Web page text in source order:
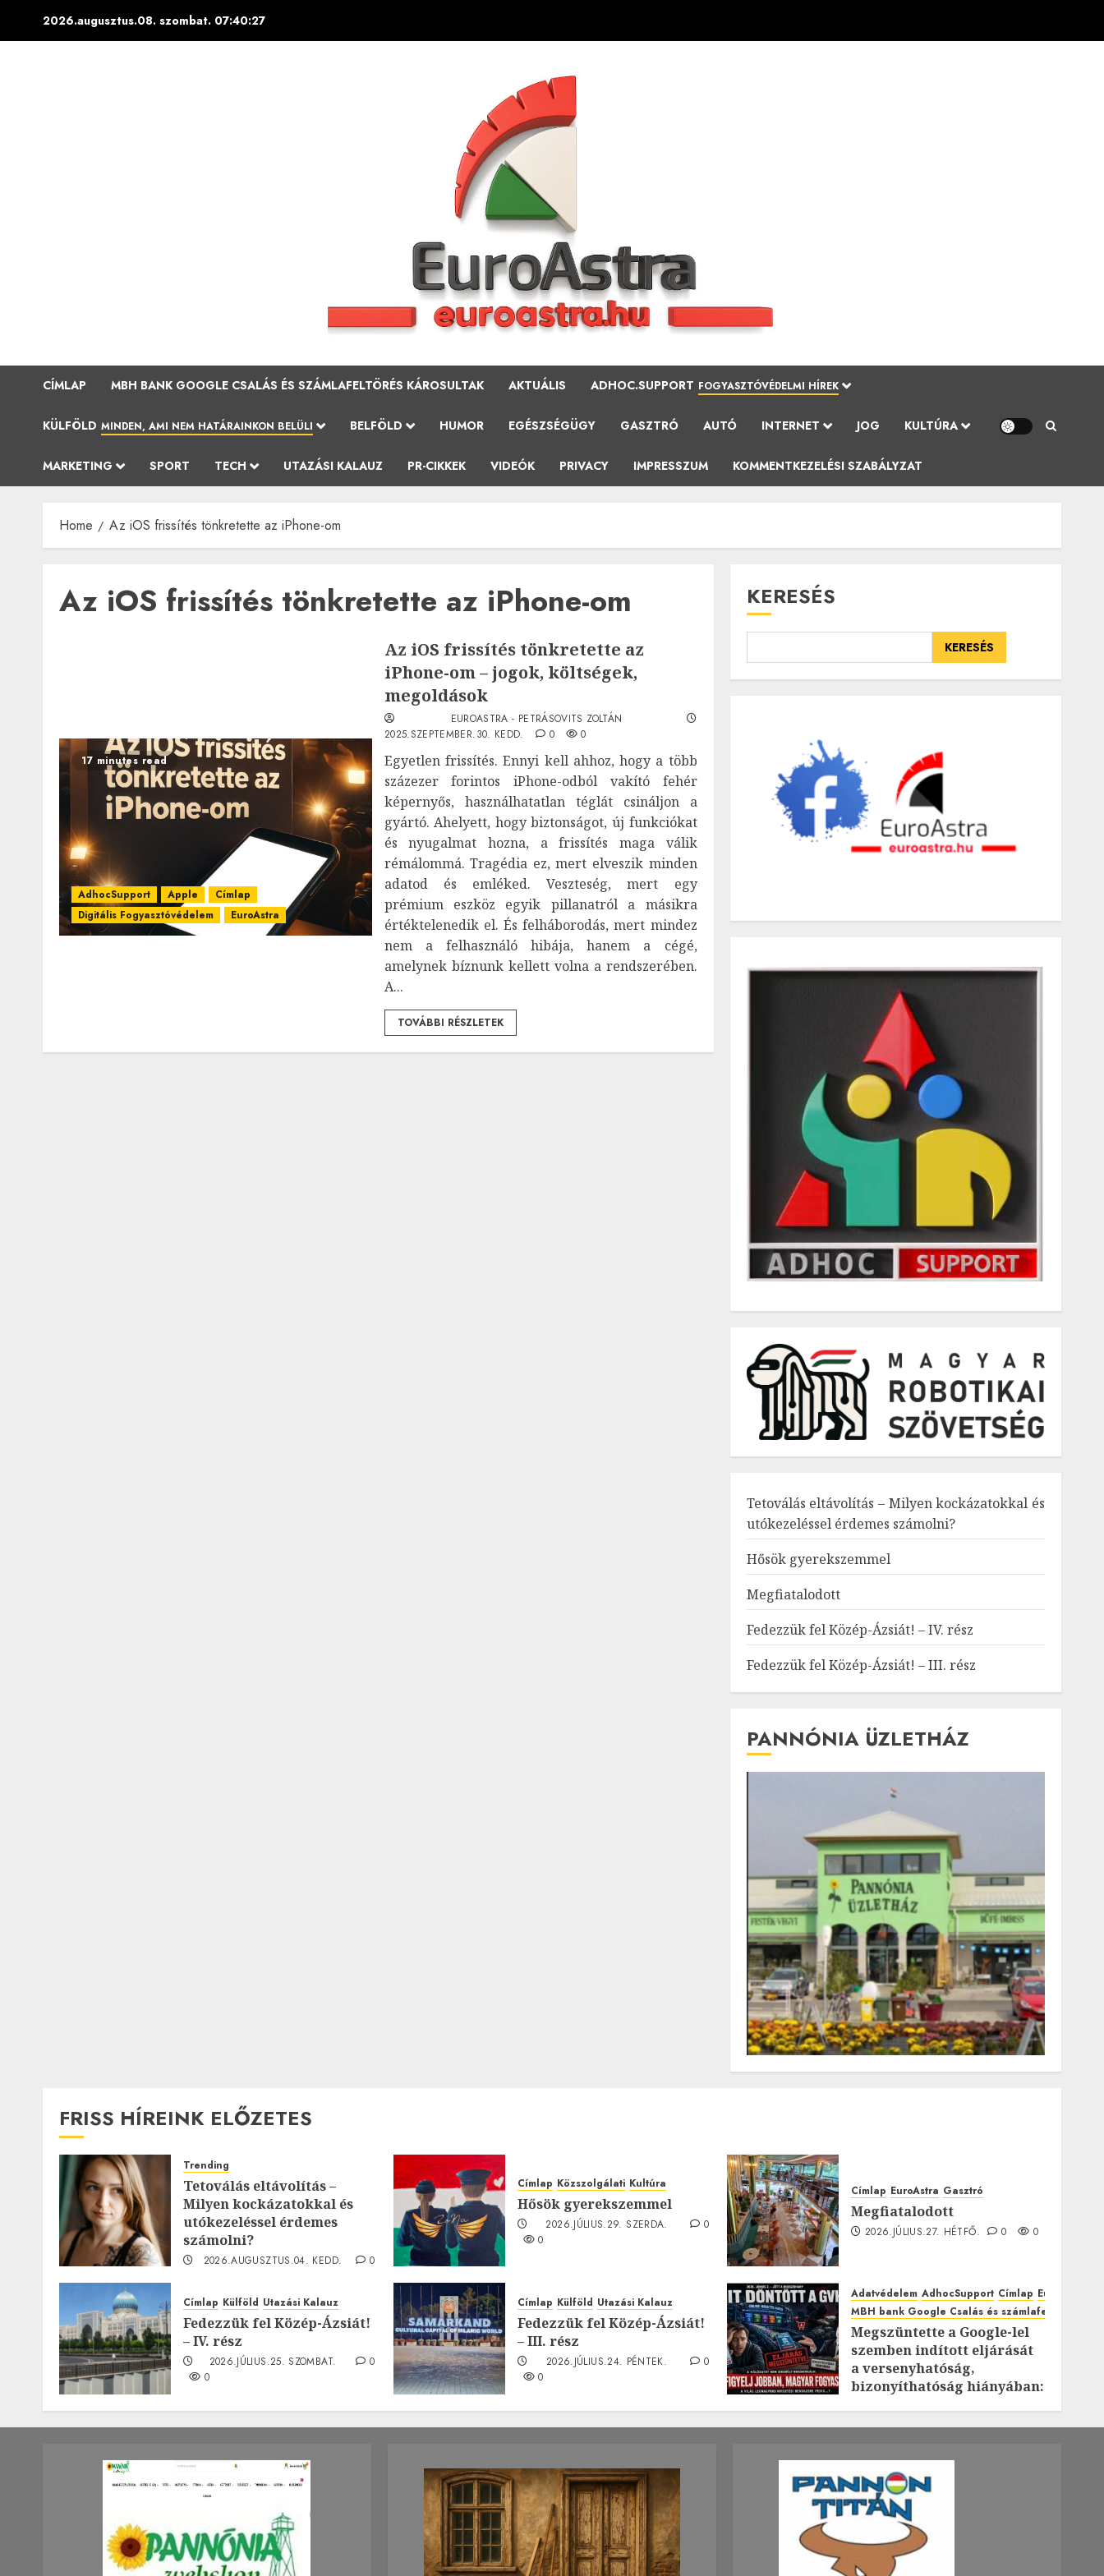
2026.augusztus.08. szombat. 07:40:28
CÍMLAP MBH BANK GOOGLE CSALÁS ÉS SZÁMLAFELTÖRÉS KÁROSULTAK AKTUÁLIS ADHOC.SUPPORT FOGYASZTÓVÉDELMI HÍREK
KÜLFÖLD MINDEN, AMI NEM HATÁRAINKON BELÜLI BELFÖLD HUMOR EGÉSZSÉGÜGY GASZTRÓ AUTÓ INTERNET JOG KULTÚRA
MARKETING SPORT TECH UTAZÁSI KALAUZ PR-CIKKEK VIDEÓK PRIVACY IMPRESSZUM KOMMENTKEZELÉSI SZABÁLYZAT
Home Az iOS frissítés tönkretette az iPhone-om
Az iOS frissítés tönkretette az iPhone-om
17 minutes read
AdhocSupport Apple
Címlap
Digitális Fogyasztóvédelem
EuroAstra
Az iOS frissítés tönkretette az
iPhone-om – jogok, költségek,
megoldások
EUROASTRA - PETRÁSOVITS ZOLTÁN
2025.SZEPTEMBER.30. KEDD.
0 0
Egyetlen frissítés. Ennyi kell ahhoz, hogy a több
százezer forintos iPhone-odból vakító fehér
képernyős, használhatatlan téglát csináljon a
gyártó. Ahelyett, hogy biztonságot, új funkciókat
és nyugalmat hozna, a frissítés maga válik
rémálommá. Tragédia ez, mert elveszik minden
adatod és emléked. Veszteség, mert egy
prémium eszköz egyik pillanatról a másikra
értéktelenedik el. És felháborodás, mert mindez
nem a felhasználó hibája, hanem a cégé,
amelynek bíznunk kellett volna a rendszerében.
A...
TOVÁBBI RÉSZLETEK
KERESÉS
KERESÉS
Tetoválás eltávolítás – Milyen kockázatokkal és
utókezeléssel érdemes számolni?
Hősök gyerekszemmel
Megfiatalodott
Fedezzük fel Közép-Ázsiát! – IV. rész
Fedezzük fel Közép-Ázsiát! – III. rész
PANNÓNIA ÜZLETHÁZ
FRISS HÍREINK ELŐZETES
Trending
Tetoválás eltávolítás –
Milyen kockázatokkal és
utókezeléssel érdemes
számolni?
2026.AUGUSZTUS.04. KEDD.
0
Címlap Közszolgálati Kultúra
Hősök gyerekszemmel
2026.JÚLIUS.29. SZERDA.
0
0
Címlap EuroAstra Gasztró
Megfiatalodott
2026.JÚLIUS.27. HÉTFŐ. 0 0
Címlap Külföld Utazási Kalauz
Fedezzük fel Közép-Ázsiát!
– IV. rész
2026.JÚLIUS.25. SZOMBAT.
0
0
Címlap Külföld Utazási Kalauz
Fedezzük fel Közép-Ázsiát!
– III. rész
2026.JÚLIUS.24. PÉNTEK.
0
0
Adatvédelem AdhocSupport Címlap EuroAstra
MBH bank Google Csalás és számlafeltörés
Megszüntette a Google-lel
szemben indított eljárását
a versenyhatóság,
bizonyíthatóság hiányában:
2026.JÚLIUS.23. CSÜTÖRTÖK.
0